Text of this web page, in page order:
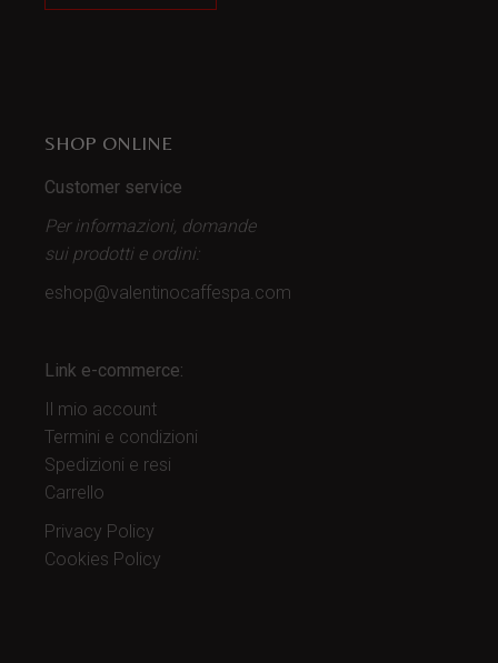
SHOP ONLINE
Customer service
Per informazioni, domande
sui prodotti e ordini:
eshop@valentinocaffespa.com
Link e-commerce:
Il mio account
Termini e condizioni
Spedizioni e resi
Carrello
Privacy Policy
Cookies Policy